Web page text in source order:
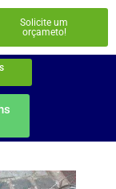
Solicite um
orçameto!